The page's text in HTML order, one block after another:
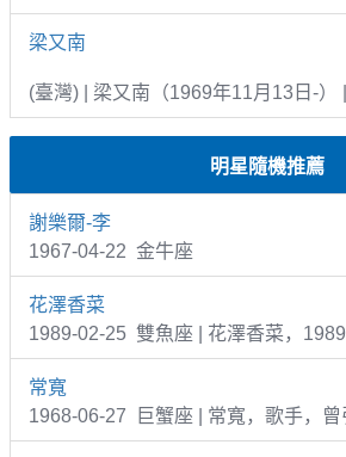
梁又南
(臺灣) | 梁又南（1969年11月13日-）
明星隨機推薦
謝樂爾-李
1967-04-22 金牛座
花澤香菜
1989-02-25 雙魚座 | 花澤香菜，
常寬
1968-06-27 巨蟹座 | 常寬，歌手，